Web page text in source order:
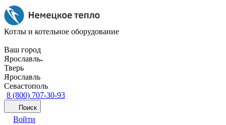
Котлы и котельное оборудование
Ваш город
Ярославль
Тверь
Ярославль
Севастополь
8 (800) 707-30-93
Поиск
Войти